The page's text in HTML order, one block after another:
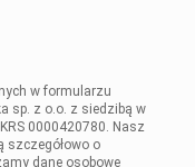
w formularzu
sp. z o.o. z siedzibą w
0000420780. Nasz
szczegółowo o
dane osobowe